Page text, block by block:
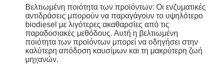
Βελτιωμένη ποιότητα των προϊόντων: Οι ενζυματικές
αντιδράσεις μπορούν να παραγάγουν το υψηλότερο
biodiesel με λιγότερες ακαθαρσίες από τις
παραδοσιακές μεθόδους. Αυτή η βελτιωμένη
ποιότητα των προϊόντων μπορεί να οδηγήσει στην
καλύτερη απόδοση καυσίμων και τη μακρύτερη ζωή
μηχανών.